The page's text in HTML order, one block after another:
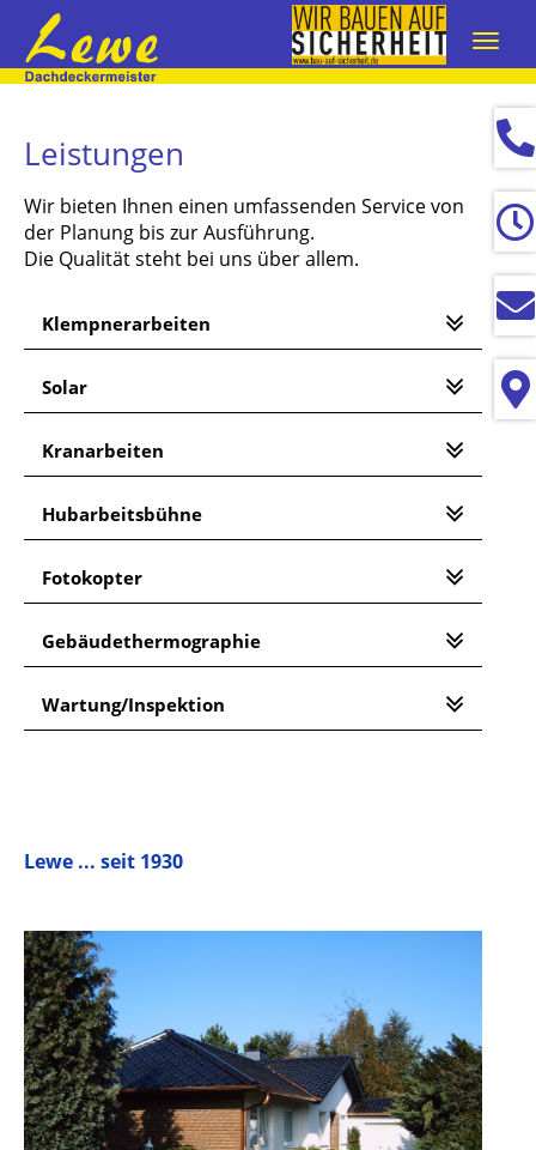
ein-/
Leistungen
Wir bieten Ihnen einen umfassenden Service von
der Planung bis zur Ausführung.
Die Qualität steht bei uns über allem.
Klempnerarbeiten
Solar
Kranarbeiten
Hubarbeitsbühne
Fotokopter
Gebäudethermographie
Wartung/Inspektion
Lewe ... seit 1930